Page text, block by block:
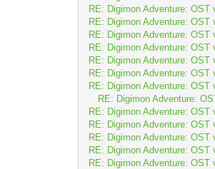
RE: Digimon Adventure: OST
RE: Digimon Adventure: OST
RE: Digimon Adventure: OST
RE: Digimon Adventure: OST
RE: Digimon Adventure: OST
RE: Digimon Adventure: OST
RE: Digimon Adventure: OST
RE: Digimon Adventure:
RE: Digimon Adventure: OST
RE: Digimon Adventure: OST
RE: Digimon Adventure: OST
RE: Digimon Adventure: OST
RE: Digimon Adventure: OST